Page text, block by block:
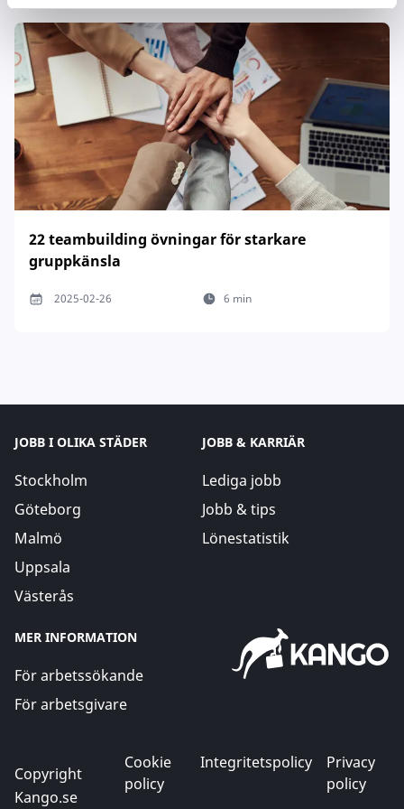
22 teambuilding övningar för starkare
gruppkänsla
2025-02-26 6 min
JOBB I OLIKA STÄDER
Stockholm
Göteborg
Malmö
Uppsala
Västerås
JOBB & KARRIÄR
Lediga jobb
Jobb & tips
Lönestatistik
MER INFORMATION
För arbetssökande
För arbetsgivare
Copyright
Kango.se
Cookie
policy
Integritetspolicy
Privacy
policy